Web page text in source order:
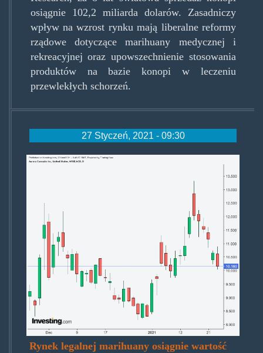
osiągnie 102,2 miliarda dolarów. Zasadniczy
wpływ na wzrost rynku mają liberalne reformy
rządowe dotyczące marihuany medycznej i
rekreacyjnej oraz upowszechnienie stosowania
produktów na bazie konopi w leczeniu
przewlekłych schorzeń.
27 Styczeń, 2021 - 09:30
investing.png
Rynek legalnej marihuany osiągnie wartość